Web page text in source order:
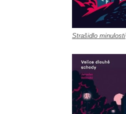
Strašidlo minulosti